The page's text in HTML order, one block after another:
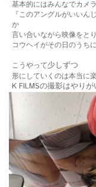
基本的にはみんなでカメ
『このアングルがいいん
か
言い合いながら映像をとり
コウヘイがその日のうち
こうやって少しずつ
形にしていくのは本当に
K FILMSの撮影はやり